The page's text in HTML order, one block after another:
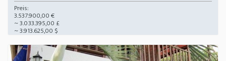
Preis:
3.537.900,00 €
~ 3.033.395,00 £
~ 3.913.625,00 $